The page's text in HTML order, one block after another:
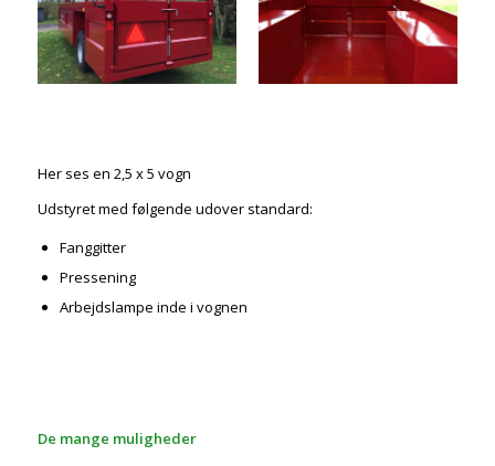
Her ses en 2,5 x 5 vogn
Udstyret med følgende udover standard:
Fanggitter
Pressening
Arbejdslampe inde i vognen
De mange muligheder